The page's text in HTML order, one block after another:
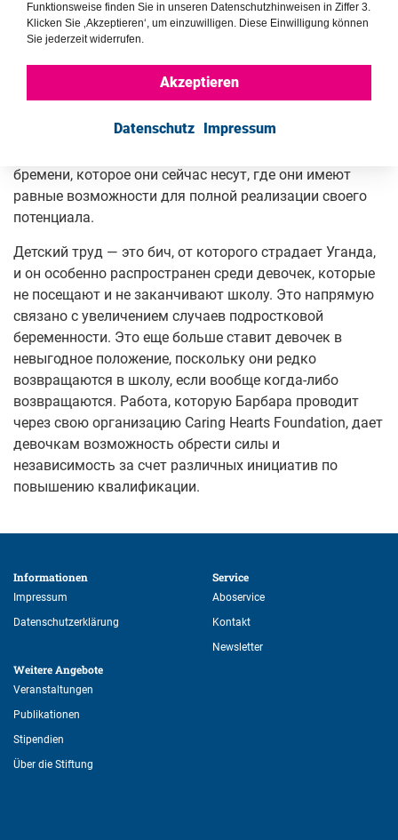
Далее в подкасте Барбара говорит о консервативных
способах воспитания девочек в Уганде, которые, по ее
она хотела бы видеть Уганду для себя и для всех
бремени, которое они сейчас несут, где они имеют
равные возможности для полной реализации своего
потенциала.
Детский труд — это бич, от которого страдает Уганда,
и он особенно распространен среди девочек, которые
не посещают и не заканчивают школу. Это напрямую
связано с увеличением случаев подростковой
беременности. Это еще больше ставит девочек в
невыгодное положение, поскольку они редко
возвращаются в школу, если вообще когда-либо
возвращаются. Работа, которую Барбара проводит
через свою организацию Caring Hearts Foundation, дает
девочкам возможность обрести силы и
независимость за счет различных инициатив по
повышению квалификации.
Informationen
Impressum
Datenschutzerklärung
Weitere Angebote
Veranstaltungen
Publikationen
Stipendien
Über die Stiftung
Service
Aboservice
Kontakt
Newsletter
Funktionsweise finden Sie in unseren Datenschutzhinweisen in Ziffer 3.
Klicken Sie ‚Akzeptieren‘, um einzuwilligen. Diese Einwilligung können
Sie jederzeit widerrufen.
Akzeptieren
Datenschutz Impressum